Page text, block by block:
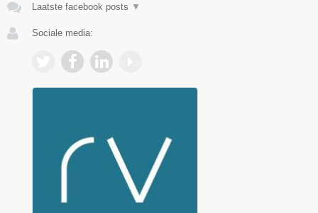
Laatste facebook posts ▼
Sociale media: